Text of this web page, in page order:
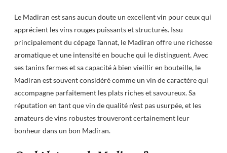
Le Madiran est sans aucun doute un excellent vin pour ceux qui
apprécient les vins rouges puissants et structurés. Issu
principalement du cépage Tannat, le Madiran offre une richesse
aromatique et une intensité en bouche qui le distinguent. Avec
ses tanins fermes et sa capacité à bien vieillir en bouteille, le
Madiran est souvent considéré comme un vin de caractère qui
accompagne parfaitement les plats riches et savoureux. Sa
réputation en tant que vin de qualité n’est pas usurpée, et les
amateurs de vins robustes trouveront certainement leur
bonheur dans un bon Madiran.